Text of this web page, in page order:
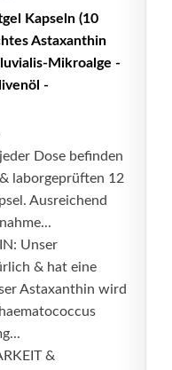
Kapseln (10
Astaxanthin
Mikroalge -
-
Dose befinden
laborgeprüften 12
Ausreichend
Unser
& hat eine
Astaxanthin wird
&